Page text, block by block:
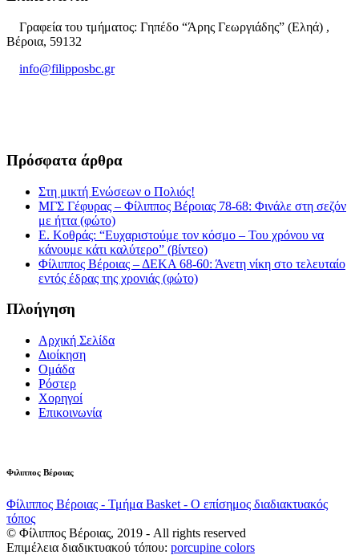
Γραφεία του τμήματος: Γηπέδο “Άρης Γεωργιάδης” (Εληά) ,
Βέροια, 59132
info@filipposbc.gr
Πρόσφατα άρθρα
Στη μικτή Ενώσεων ο Πολιός!
ΜΓΣ Γέφυρας – Φίλιππος Βέροιας 78-68: Φινάλε στη σεζόν
με ήττα (φώτο)
Ε. Κοθράς: “Ευχαριστούμε τον κόσμο – Του χρόνου να
κάνουμε κάτι καλύτερο” (βίντεο)
Φίλιππος Βέροιας – ΔΕΚΑ 68-60: Άνετη νίκη στο τελευταίο
εντός έδρας της χρονιάς (φώτο)
Πλοήγηση
Αρχική Σελίδα
Διοίκηση
Ομάδα
Ρόστερ
Χορηγοί
Επικοινωνία
Φιλιππος Βέροιας
Φίλιππος Βέροιας - Τμήμα Basket - Ο επίσημος διαδιακτυακός
τόπος
© Φίλιππος Βέροιας, 2019 - All rights reserved
Επιμέλεια διαδικτυακού τόπου: porcupine colors